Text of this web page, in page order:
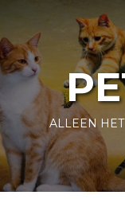
content
ALLEEN